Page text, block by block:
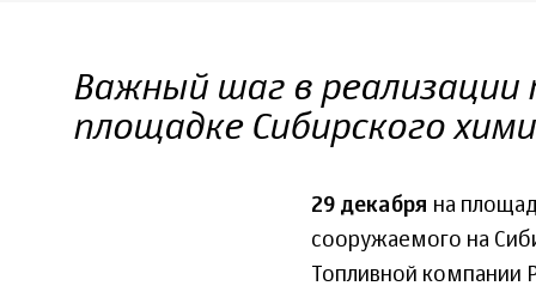
Важный шаг в реализации
площадке Сибирского
29 декабря на
сооружаемого на
Топливной компании